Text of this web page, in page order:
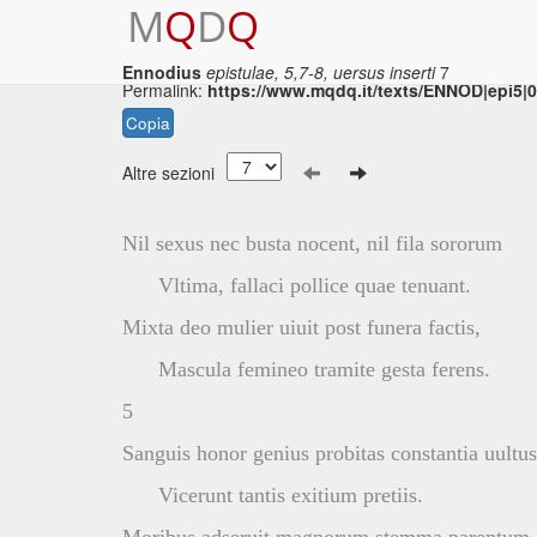
MQDQ
Ennodius epistulae, 5,7-8, uersus inserti7
Permalink: https://www.mqdq.it/texts/
Copia
Altre sezioni
Nil sexus nec busta nocent, nil fila sororum
Vltima, fallaci pollice quae tenuant.
Mixta deo mulier uiuit post funera factis,
Mascula femineo tramite gesta ferens.
5
Sanguis honor genius probitas constantia uultus
Vicerunt tantis exitium pretiis.